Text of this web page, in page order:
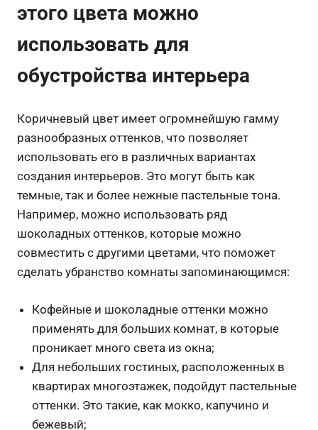
этого цвета можно
использовать для
обустройства интерьера
Коричневый цвет имеет огромнейшую гамму
разнообразных оттенков, что позволяет
использовать его в различных вариантах
создания интерьеров. Это могут быть как
темные, так и более нежные пастельные тона.
Например, можно использовать ряд
шоколадных оттенков, которые можно
совместить с другими цветами, что поможет
сделать убранство комнаты запоминающимся:
Кофейные и шоколадные оттенки можно
применять для больших комнат, в которые
проникает много света из окна;
Для небольших гостиных, расположенных в
квартирах многоэтажек, подойдут пастельные
оттенки. Это такие, как мокко, капучино и
бежевый;